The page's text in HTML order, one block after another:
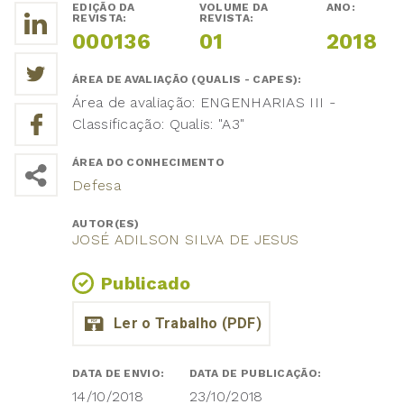
EDIÇÃO DA
REVISTA:
000136
VOLUME DA
REVISTA:
01
ANO:
2018
ÁREA DE AVALIAÇÃO (QUALIS - CAPES):
Área de avaliação: ENGENHARIAS III -
Classificação: Qualis: "A3"
ÁREA DO CONHECIMENTO
Defesa
AUTOR(ES)
JOSÉ ADILSON SILVA DE JESUS
Publicado
DATA DE ENVIO:
14/10/2018
DATA DE PUBLICAÇÃO:
23/10/2018